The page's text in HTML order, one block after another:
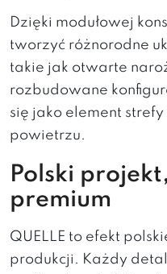
Dzięki modułowej
tworzyć różnorodne
takie jak otwarte
rozbudowane
się jako element
powietrzu.
Polski
premium
QUELLE to efekt
produkcji. Każdy